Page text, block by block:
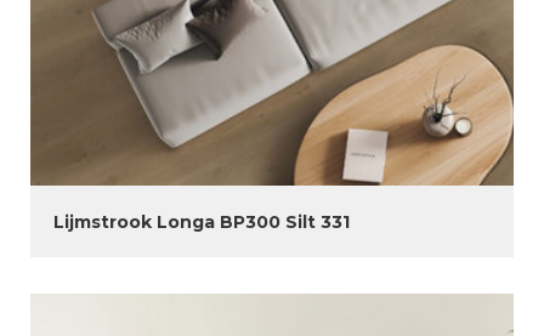
Lijmstrook Longa BP300 Silt 331